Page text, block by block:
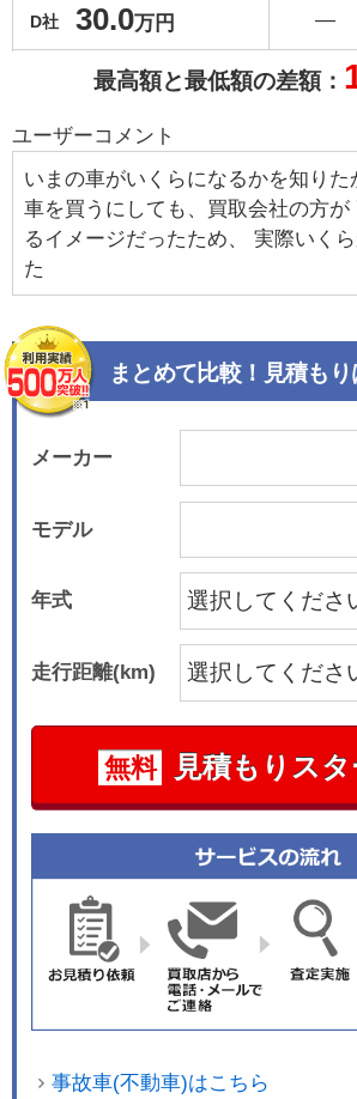
D社 30.0万円 ―
最高額と最低額の差額：
ユーザーコメント
いまの車がいくらになるかを知り
車を買うにしても、買取会社の方
るイメージだったため、 実際いく
た
まとめて比較！見積もり
メーカー
モデル
年式
走行距離(km)
無料 見積もりスタ
事故車(不動車)はこちら